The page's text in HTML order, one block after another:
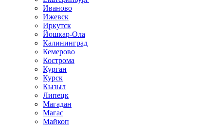
Иваново
Ижевск
Иркутск
Йошкар-Ола
Калининград
Кемерово
Кострома
Курган
Курск
Кызыл
Липецк
Магадан
Магас
Майкоп